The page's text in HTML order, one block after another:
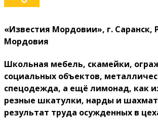
«Известия Мордовии», г. Саранск,
Мордовия
Школьная мебель, скамейки,
социальных объектов,
спецодежда, а ещё лимонад, как
резные шкатулки, нарды и
результат труда осужденных в